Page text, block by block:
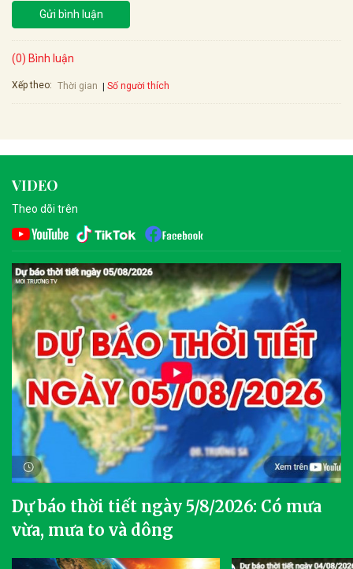
Gửi bình luận
(0) Bình luận
Xếp theo: Thời gian Số người thích
VIDEO
Theo dõi trên
Dự báo thời tiết ngày 5/8/2026: Có mưa
vừa, mưa to và dông